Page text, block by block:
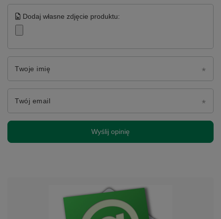
Dodaj własne zdjęcie produktu:
Twoje imię
Twój email
Wyślij opinię